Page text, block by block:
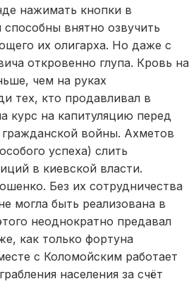
нажимать кнопки в
внятно озвучить
их олигарха. Но даже с
откровенно глупа. Кровь на
чем на руках
тех, кто продавливал в
курс на капитуляцию перед
войны. Ахметов
успеха) слить
в киевской власти.
Без их сотрудничества
могла быть реализована в
неоднократно предавал
как только фортуна
с Коломойским работает
населения за счёт